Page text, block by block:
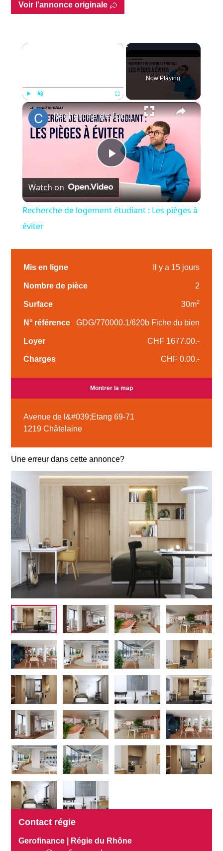
Voir l'annonce originale
×
Play Unmute Fullscreen
Now Playing
×
Play
Video
Recherche de logement étudiant : Les pièges à éviter
Watch on
Recherche de logement étudiant : Les pièges à
éviter
Mis en ligne Il y a 15 jours
Nombre de pièce 2
Surface 30m2
N° référence GDG/770000.1/620b Fiche du bien
Loyer CHF 1677.00.-
Charges CHF 0.00.-
Montrer la map
Avenue de l&#039;Etang 69-71
1219 Châtelaine
Une erreur dans cette annonce?
Contact régie
Gerofinance | Régie du Rhône